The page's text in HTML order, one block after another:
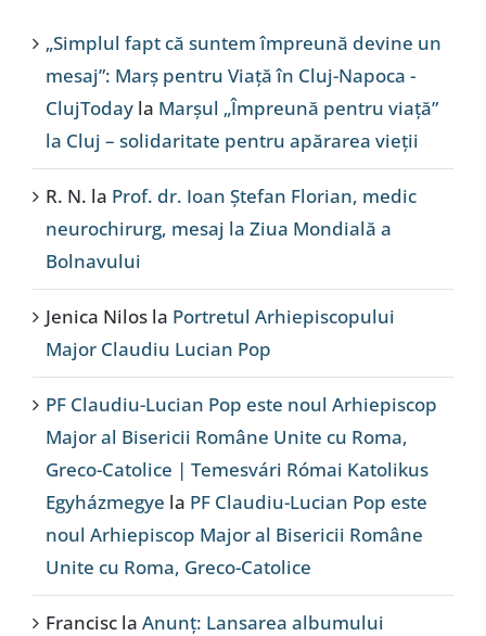
„Simplul fapt că suntem împreună devine un
mesaj”: Marș pentru Viață în Cluj-Napoca -
ClujToday la Marșul „Împreună pentru viață”
la Cluj – solidaritate pentru apărarea vieții
R. N. la Prof. dr. Ioan Ștefan Florian, medic
neurochirurg, mesaj la Ziua Mondială a
Bolnavului
Jenica Nilos la Portretul Arhiepiscopului
Major Claudiu Lucian Pop
PF Claudiu-Lucian Pop este noul Arhiepiscop
Major al Bisericii Române Unite cu Roma,
Greco-Catolice | Temesvári Római Katolikus
Egyházmegye la PF Claudiu-Lucian Pop este
noul Arhiepiscop Major al Bisericii Române
Unite cu Roma, Greco-Catolice
Francisc la Anunț: Lansarea albumului